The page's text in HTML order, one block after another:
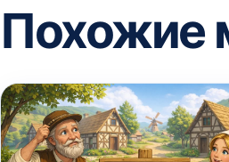
Похожие